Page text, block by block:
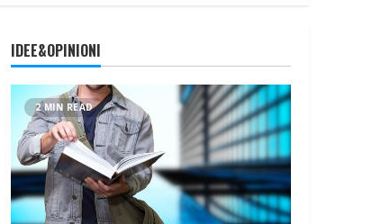
IDEE&OPINIONI
2 MIN READ